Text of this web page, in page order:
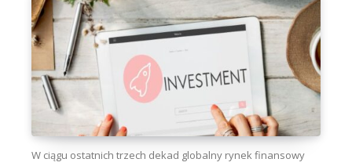
W ciągu ostatnich trzech dekad globalny rynek finansowy